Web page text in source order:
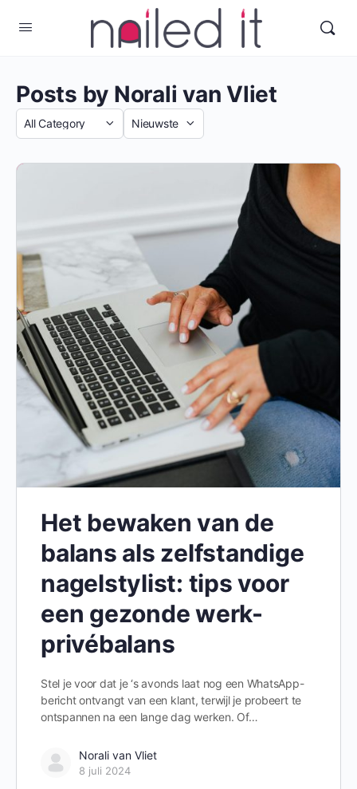
Posts by Norali van Vliet
Categorie
Sort
Het bewaken van de
balans als zelfstandige
nagelstylist: tips voor
een gezonde werk-
privébalans
Stel je voor dat je ‘s avonds laat nog een WhatsApp-
bericht ontvangt van een klant, terwijl je probeert te
ontspannen na een lange dag werken. Of…
Norali van Vliet
8 juli 2024